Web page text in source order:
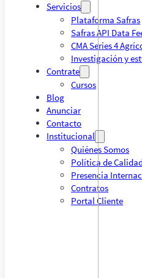
Servicios
Plataforma Safras
Safras API Data
CMA Series 4
Investigación y
Contrate
Cursos
Blog
Anunciar
Contacto
Institucional
Quiénes Somos
Política de
Presencia
Contratos
Portal Cliente